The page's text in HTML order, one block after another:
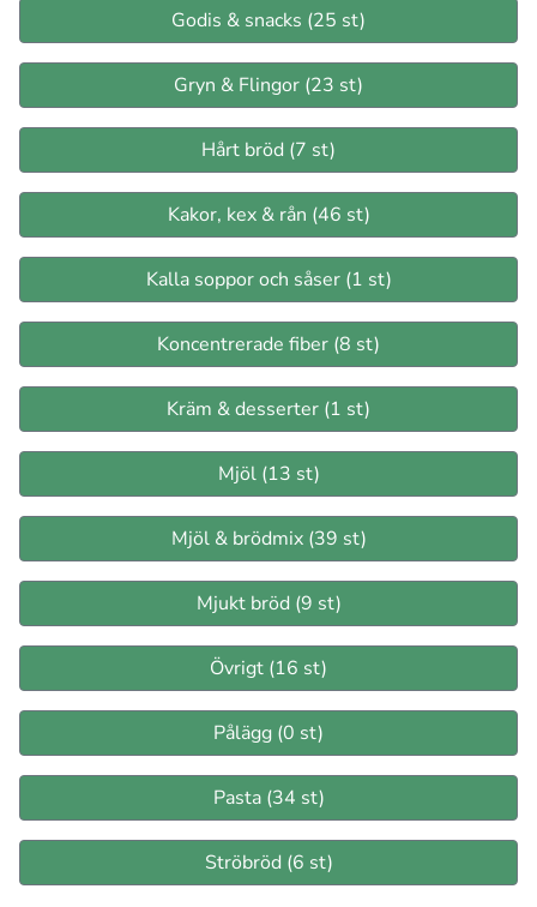
Godis & snacks (25 st)
Gryn & Flingor (23 st)
Hårt bröd (7 st)
Kakor, kex & rån (46 st)
Kalla soppor och såser (1 st)
Koncentrerade fiber (8 st)
Kräm & desserter (1 st)
Mjöl (13 st)
Mjöl & brödmix (39 st)
Mjukt bröd (9 st)
Övrigt (16 st)
Pålägg (0 st)
Pasta (34 st)
Ströbröd (6 st)